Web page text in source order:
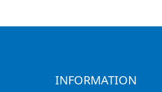
INFORMATION